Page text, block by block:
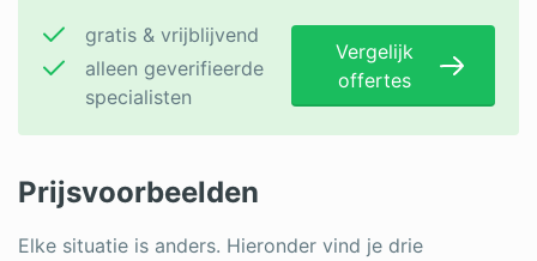
gratis & vrijblijvend
alleen geverifieerde
specialisten
Vergelijk
offertes
Prijsvoorbeelden
Elke situatie is anders. Hieronder vind je drie